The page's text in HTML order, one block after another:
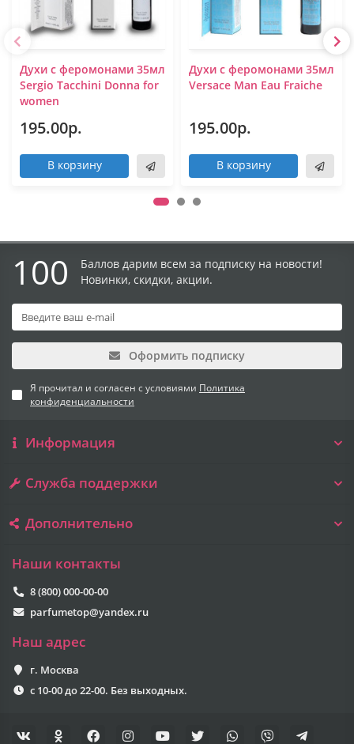
Духи с феромонами 35мл
Sergio Tacchini Donna for
women
195.00р.
В корзину
Духи с феромонами 35мл
Versace Man Eau Fraiche
195.00р.
В корзину
100
Баллов дарим всем за подписку на новости!
Новинки, скидки, акции.
Оформить подписку
Я прочитал и согласен с условиями Политика
конфиденциальности
Информация
Служба поддержки
Дополнительно
Наши контакты
8 (800) 000-00-00
parfumetop@yandex.ru
Наш адрес
г. Москва
с 10-00 до 22-00. Без выходных.